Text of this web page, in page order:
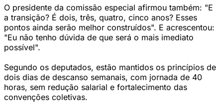
O presidente da comissão especial afirmou também: "E
a transição? É dois, três, quatro, cinco anos? Esses
pontos ainda serão melhor construídos". E acrescentou:
"Eu não tenho dúvida de que será o mais imediato
possível".
Segundo os deputados, estão mantidos os princípios de
dois dias de descanso semanais, com jornada de 40
horas, sem redução salarial e fortalecimento das
convenções coletivas.